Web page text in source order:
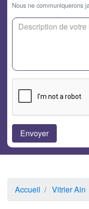
Nous ne communiquerons
Accueil Vitrier Ain